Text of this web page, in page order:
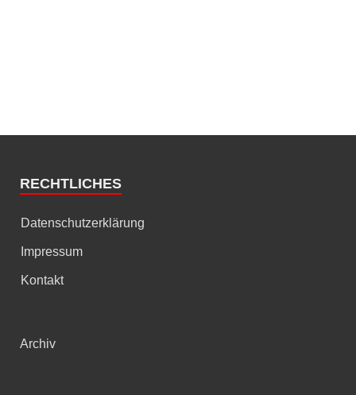
RECHTLICHES
Datenschutzerklärung
Impressum
Kontakt
Archiv